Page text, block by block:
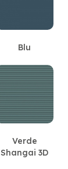
Blu
Verde
Shangai 3D